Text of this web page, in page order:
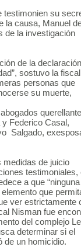
testimonien su
la causa, Manuel
de la investigación
de la declaración
sostuvo la
personas que
su muerte,
Federico Casal,
Salgado,
medidas de juicio
testimoniales,
a que
que
ver estrictamente
Nisman fue
del complejo Le
determinar si el
de un homicidio.